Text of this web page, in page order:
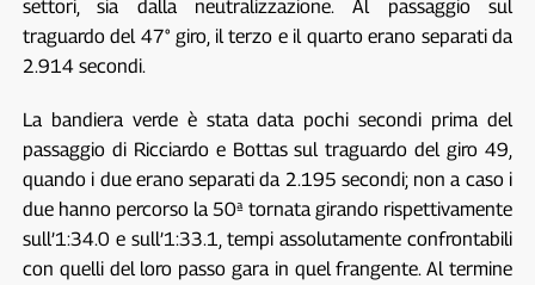
settori, sia dalla neutralizzazione. Al passaggio sul
traguardo del 47° giro, il terzo e il quarto erano separati da
2.914 secondi.
La bandiera verde è stata data pochi secondi prima del
passaggio di Ricciardo e Bottas sul traguardo del giro 49,
quando i due erano separati da 2.195 secondi; non a caso i
due hanno percorso la 50ª tornata girando rispettivamente
sull’1:34.0 e sull’1:33.1, tempi assolutamente confrontabili
con quelli del loro passo gara in quel frangente. Al termine